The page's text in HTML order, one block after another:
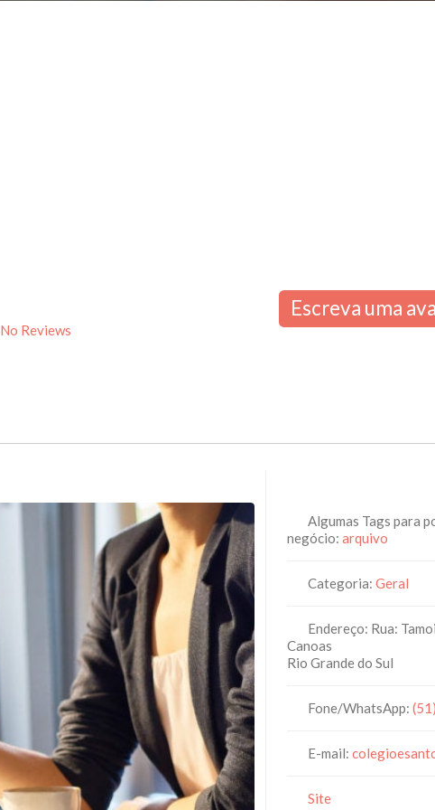
No Reviews
Escreva uma
Algumas Tags para
negócio:arquivo
Categoria:Geral
Endereço: Rua:
Canoas
Rio Grande do Sul
Fone/WhatsApp:
E-mail:
Site